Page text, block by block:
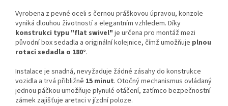
Vyrobena z pevné oceli s černou práškovou úpravou, konzole
vyniká dlouhou životností a elegantním vzhledem. Díky
konstrukci typu "flat swivel" je určena pro montáž mezi
původní box sedadla a originální kolejnice, čímž umožňuje plnou
rotaci sedadla o 180°.
Instalace je snadná, nevyžaduje žádné zásahy do konstrukce
vozidla a trvá přibližně 15 minut. Otočný mechanismus ovládaný
jednou páčkou umožňuje plynulé otáčení, zatímco bezpečnostní
zámek zajišťuje aretaci v jízdní poloze.